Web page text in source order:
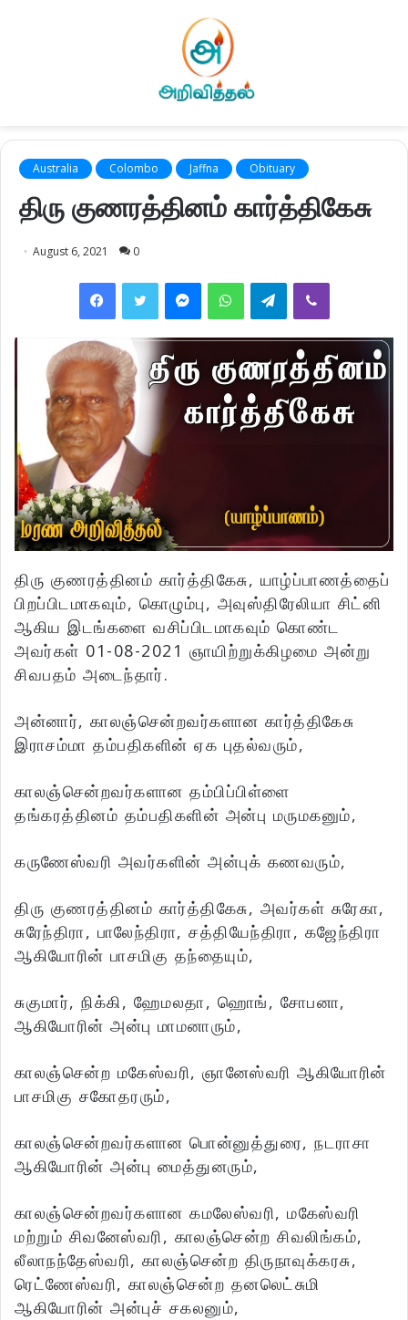
Australia Colombo Jaffna Obituary
திரு குணரத்தினம் கார்த்திகேசு
August 6, 2021 0
FacebookTwitter MessengerWhatsAppTelegramViber
திரு குணரத்தினம் கார்த்திகேசு, யாழ்ப்பாணத்தைப்
பிறப்பிடமாகவும், கொழும்பு, அவுஸ்திரேலியா சிட்னி
ஆகிய இடங்களை வசிப்பிடமாகவும் கொண்ட
அவர்கள் 01-08-2021 ஞாயிற்றுக்கிழமை அன்று
சிவபதம் அடைந்தார்.
அன்னார், காலஞ்சென்றவர்களான கார்த்திகேசு
இராசம்மா தம்பதிகளின் ஏக புதல்வரும்,
காலஞ்சென்றவர்களான தம்பிப்பிள்ளை
தங்கரத்தினம் தம்பதிகளின் அன்பு மருமகனும்,
கருணேஸ்வரி அவர்களின் அன்புக் கணவரும்,
திரு குணரத்தினம் கார்த்திகேசு, அவர்கள் சுரேகா,
சுரேந்திரா, பாலேந்திரா, சத்தியேந்திரா, கஜேந்திரா
ஆகியோரின் பாசமிகு தந்தையும்,
சுகுமார், நிக்கி, ஹேமலதா, ஹொங், சோபனா,
ஆகியோரின் அன்பு மாமனாரும்,
காலஞ்சென்ற மகேஸ்வரி, ஞானேஸ்வரி ஆகியோரின்
பாசமிகு சகோதரரும்,
காலஞ்சென்றவர்களான பொன்னுத்துரை, நடராசா
ஆகியோரின் அன்பு மைத்துனரும்,
காலஞ்சென்றவர்களான கமலேஸ்வரி, மகேஸ்வரி
மற்றும் சிவனேஸ்வரி, காலஞ்சென்ற சிவலிங்கம்,
லீலாநந்தேஸ்வரி, காலஞ்சென்ற திருநாவுக்கரசு,
ரெட்ணேஸ்வரி, காலஞ்சென்ற தனலெட்சுமி
ஆகியோரின் அன்புச் சகலனும்,